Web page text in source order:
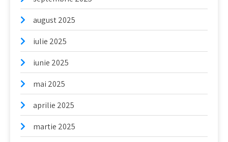
august 2025
iulie 2025
iunie 2025
mai 2025
aprilie 2025
martie 2025